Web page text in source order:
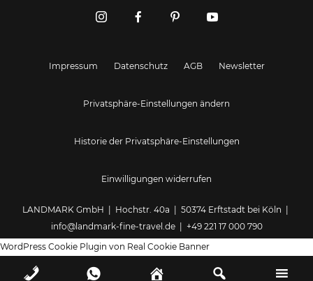
Impressum Datenschutz AGB Newsletter
Privatsphäre-Einstellungen ändern
Historie der Privatsphäre-Einstellungen
Einwilligungen widerrufen
LANDMARK GmbH | Hochstr. 40a | 50374 Erftstadt bei Köln |
info@landmark-fine-travel.de| +49 221 17 000 790
WordPress Cookie Plugin von Real Cookie Banner